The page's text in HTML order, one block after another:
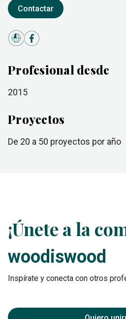
Contactar
Profesional desde
2015
Proyectos
de 20 a 50 proyectos por año
¡Únete a la
woodiswood
Inspírate y conecta con otros